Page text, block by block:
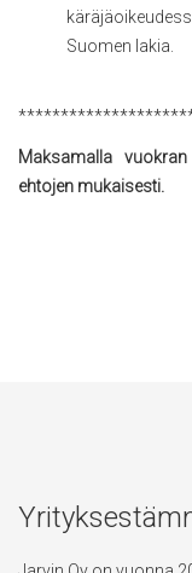
Suomen lakia.
Maksamalla
ehtojen mukaisesti.